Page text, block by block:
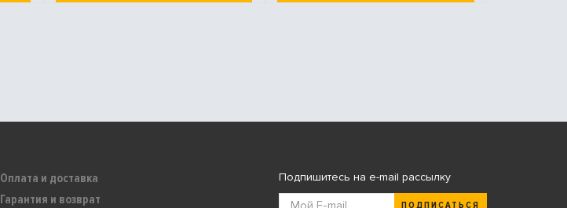
Оплата и доставка
Гарантия и возврат
Подпишитесь на e-mail рассылку
ПОДПИСАТЬСЯ